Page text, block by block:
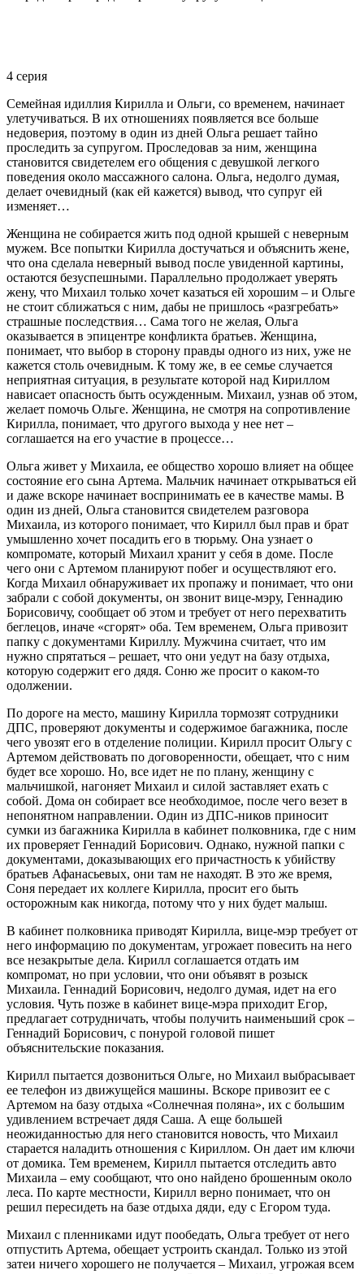
4 серия
Семейная идиллия Кирилла и Ольги, со временем, начинает
улетучиваться. В их отношениях появляется все больше
недоверия, поэтому в один из дней Ольга решает тайно
проследить за супругом. Проследовав за ним, женщина
становится свидетелем его общения с девушкой легкого
поведения около массажного салона. Ольга, недолго думая,
делает очевидный (как ей кажется) вывод, что супруг ей
изменяет…
Женщина не собирается жить под одной крышей с неверным
мужем. Все попытки Кирилла достучаться и объяснить жене,
что она сделала неверный вывод после увиденной картины,
остаются безуспешными. Параллельно продолжает уверять
жену, что Михаил только хочет казаться ей хорошим – и Ольге
не стоит сближаться с ним, дабы не пришлось «разгребать»
страшные последствия… Сама того не желая, Ольга
оказывается в эпицентре конфликта братьев. Женщина,
понимает, что выбор в сторону правды одного из них, уже не
кажется столь очевидным. К тому же, в ее семье случается
неприятная ситуация, в результате которой над Кириллом
нависает опасность быть осужденным. Михаил, узнав об этом,
желает помочь Ольге. Женщина, не смотря на сопротивление
Кирилла, понимает, что другого выхода у нее нет –
соглашается на его участие в процессе…
Ольга живет у Михаила, ее общество хорошо влияет на общее
состояние его сына Артема. Мальчик начинает открываться ей
и даже вскоре начинает воспринимать ее в качестве мамы. В
один из дней, Ольга становится свидетелем разговора
Михаила, из которого понимает, что Кирилл был прав и брат
умышленно хочет посадить его в тюрьму. Она узнает о
компромате, который Михаил хранит у себя в доме. После
чего они с Артемом планируют побег и осуществляют его.
Когда Михаил обнаруживает их пропажу и понимает, что они
забрали с собой документы, он звонит вице-мэру, Геннадию
Борисовичу, сообщает об этом и требует от него перехватить
беглецов, иначе «сгорят» оба. Тем временем, Ольга привозит
папку с документами Кириллу. Мужчина считает, что им
нужно спрятаться – решает, что они уедут на базу отдыха,
которую содержит его дядя. Соню же просит о каком-то
одолжении.
По дороге на место, машину Кирилла тормозят сотрудники
ДПС, проверяют документы и содержимое багажника, после
чего увозят его в отделение полиции. Кирилл просит Ольгу с
Артемом действовать по договоренности, обещает, что с ним
будет все хорошо. Но, все идет не по плану, женщину с
мальчишкой, нагоняет Михаил и силой заставляет ехать с
собой. Дома он собирает все необходимое, после чего везет в
непонятном направлении. Один из ДПС-ников приносит
сумки из багажника Кирилла в кабинет полковника, где с ним
их проверяет Геннадий Борисович. Однако, нужной папки с
документами, доказывающих его причастность к убийству
братьев Афанасьевых, они там не находят. В это же время,
Соня передает их коллеге Кирилла, просит его быть
осторожным как никогда, потому что у них будет малыш.
В кабинет полковника приводят Кирилла, вице-мэр требует от
него информацию по документам, угрожает повесить на него
все незакрытые дела. Кирилл соглашается отдать им
компромат, но при условии, что они объявят в розыск
Михаила. Геннадий Борисович, недолго думая, идет на его
условия. Чуть позже в кабинет вице-мэра приходит Егор,
предлагает сотрудничать, чтобы получить наименьший срок –
Геннадий Борисович, с понурой головой пишет
объяснительские показания.
Кирилл пытается дозвониться Ольге, но Михаил выбрасывает
ее телефон из движущейся машины. Вскоре привозит ее с
Артемом на базу отдыха «Солнечная поляна», их с большим
удивлением встречает дядя Саша. А еще большей
неожиданностью для него становится новость, что Михаил
старается наладить отношения с Кириллом. Он дает им ключи
от домика. Тем временем, Кирилл пытается отследить авто
Михаила – ему сообщают, что оно найдено брошенным около
леса. По карте местности, Кирилл верно понимает, что он
решил пересидеть на базе отдыха дяди, еду с Егором туда.
Михаил с пленниками идут пообедать, Ольга требует от него
отпустить Артема, обещает устроить скандал. Только из этой
затеи ничего хорошего не получается – Михаил, угрожая всем